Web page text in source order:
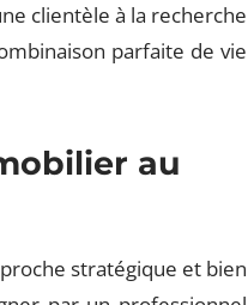
clientèle à la recherche
parfaite de vie
au
stratégique et bien